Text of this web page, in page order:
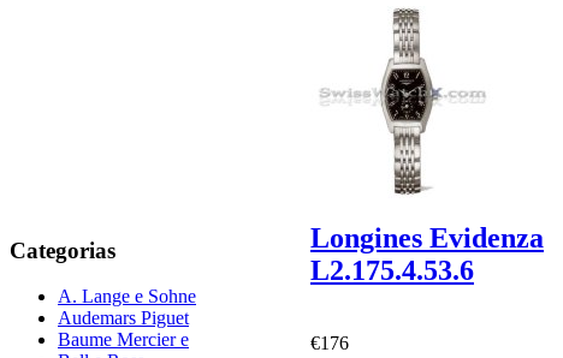
Categorias
A. Lange e Sohne
Audemars Piguet
Baume Mercier e
Longines Evidenza
L2.175.4.53.6
€176